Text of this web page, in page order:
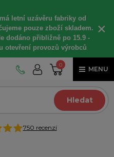
má letní uzávěru fabriky od
pouze zboží skladem.
dodáno přibližně po 15.9 -
otevření provozů výrobců
×
0
MENU
Hledat
750 recenzí